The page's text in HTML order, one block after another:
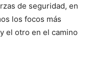
de seguridad, en
los focos más
el otro en el camino